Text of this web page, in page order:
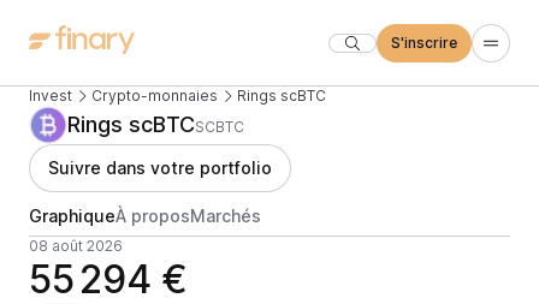
S'inscrire
Invest Crypto-monnaies Rings scBTC
Rings scBTCSCBTC
Suivre dans votre portfolio
GraphiqueÀ proposMarchés
08 août 2026
55 294 €